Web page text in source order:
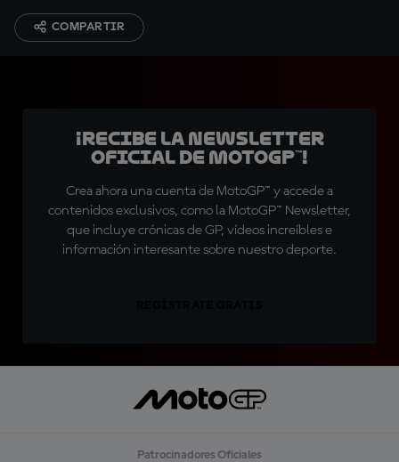
COMPARTIR
¡Recibe la Newsletter
oficial de MotoGP™!
Crea ahora una cuenta de MotoGP™ y accede a
contenidos exclusivos, como la MotoGP™ Newsletter,
que incluye crónicas de GP, vídeos increíbles e
información interesante sobre nuestro deporte.
Patrocinadores Oficiales